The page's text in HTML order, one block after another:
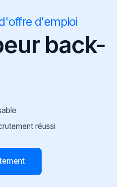
d'emploi
back-
réussi